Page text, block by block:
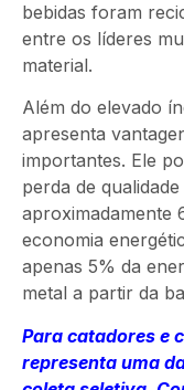
bebidas foram
entre os líderes
material.
Além do elevado
apresenta
importantes. Ele
perda de
aproximadamente
economia
apenas 5% da
metal a partir da
Para catadores e
representa uma